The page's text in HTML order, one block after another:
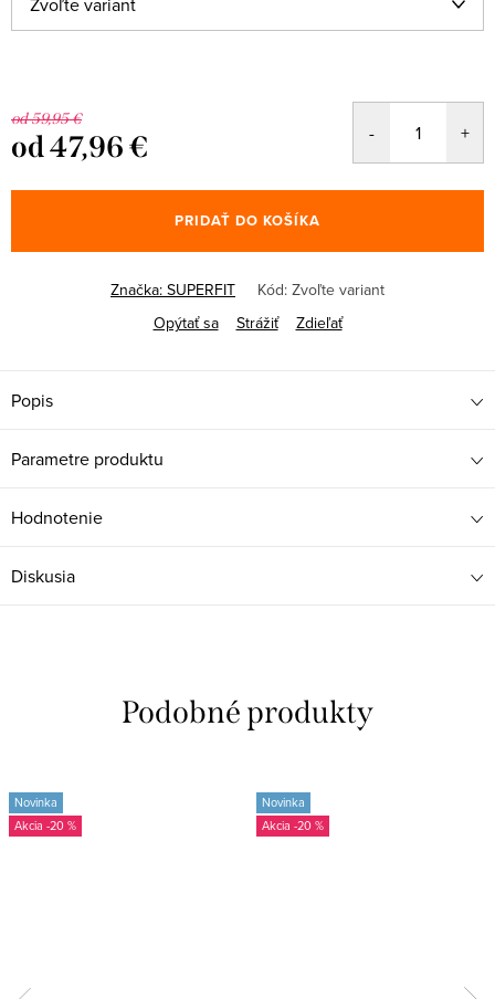
od 59,95 €
od47,96 €
cena:
PRIDAŤ DO KOŠÍKA
Značka: SUPERFIT Kód: Zvoľte variant
Opýtať sa
Strážiť Zdieľať
Popis
Parametre produktu
Hodnotenie
Diskusia
Novinka
-20 %
Novinka
-20 %